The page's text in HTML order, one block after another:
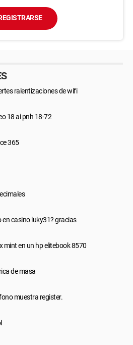
ralentizaciones de wifi
18 ai pnh 18-72
365
casino luky31? gracias
mint en un hp elitebook 8570
de masa
muestra register.